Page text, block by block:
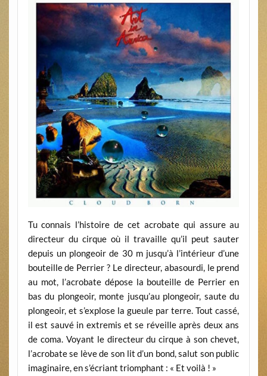
Tu connais l’histoire de cet acrobate qui assure au
directeur du cirque où il travaille qu’il peut sauter
depuis un plongeoir de 30 m jusqu’à l’intérieur d’une
bouteille de Perrier ? Le directeur, abasourdi, le prend
au mot, l’acrobate dépose la bouteille de Perrier en
bas du plongeoir, monte jusqu’au plongeoir, saute du
plongeoir, et s’explose la gueule par terre. Tout cassé,
il est sauvé in extremis et se réveille après deux ans
de coma. Voyant le directeur du cirque à son chevet,
l’acrobate se lève de son lit d’un bond, salut son public
imaginaire, en s’écriant triomphant : « Et voilà ! »